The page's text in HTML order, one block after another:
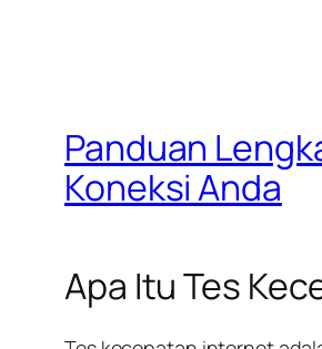
Panduan
Koneksi Anda
Apa Itu Tes